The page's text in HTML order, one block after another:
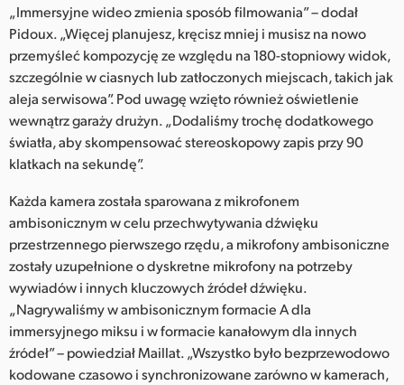
„Immersyjne wideo zmienia sposób filmowania” – dodał
Pidoux. „Więcej planujesz, kręcisz mniej i musisz na nowo
przemyśleć kompozycję ze względu na 180-stopniowy widok,
szczególnie w ciasnych lub zatłoczonych miejscach, takich jak
aleja serwisowa”. Pod uwagę wzięto również oświetlenie
wewnątrz garaży drużyn. „Dodaliśmy trochę dodatkowego
światła, aby skompensować stereoskopowy zapis przy 90
klatkach na sekundę”.
Każda kamera została sparowana z mikrofonem
ambisonicznym w celu przechwytywania dźwięku
przestrzennego pierwszego rzędu, a mikrofony ambisoniczne
zostały uzupełnione o dyskretne mikrofony na potrzeby
wywiadów i innych kluczowych źródeł dźwięku.
„Nagrywaliśmy w ambisonicznym formacie A dla
immersyjnego miksu i w formacie kanałowym dla innych
źródeł” – powiedział Maillat. „Wszystko było bezprzewodowo
kodowane czasowo i synchronizowane zarówno w kamerach,